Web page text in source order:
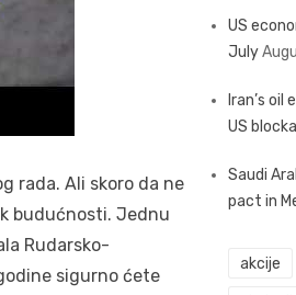
rada. Ali skoro da ne
budućnosti. Jednu
Rudarsko-
sigurno ćete
US
July
Iran’s
US
Saudi
pact in
akcije